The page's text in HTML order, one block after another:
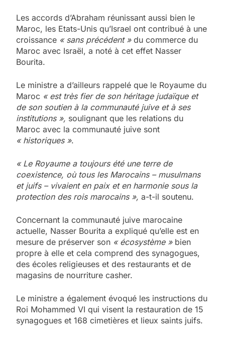
Les accords d’Abraham réunissant aussi bien le
Maroc, les Etats-Unis qu’Israel ont contribué à une
croissance « sans précédent »du commerce du
Maroc avec Israël, a noté à cet effet Nasser
Bourita.
Le ministre a d’ailleurs rappelé que le Royaume du
Maroc « est très fier de son héritage judaïque et
de son soutien à la communauté juive et à ses
institutions », soulignant que les relations du
Maroc avec la communauté juive sont
« historiques ».
« Le Royaume a toujours été une terre de
coexistence, où tous les Marocains – musulmans
et juifs – vivaient en paix et en harmonie sous la
protection des rois marocains », a-t-il soutenu.
Concernant la communauté juive marocaine
actuelle, Nasser Bourita a expliqué qu’elle est en
mesure de préserver son « écosystème »bien
propre à elle et cela comprend des synagogues,
des écoles religieuses et des restaurants et de
magasins de nourriture casher.
Le ministre a également évoqué les instructions du
Roi Mohammed VI qui visent la restauration de 15
synagogues et 168 cimetières et lieux saints juifs.